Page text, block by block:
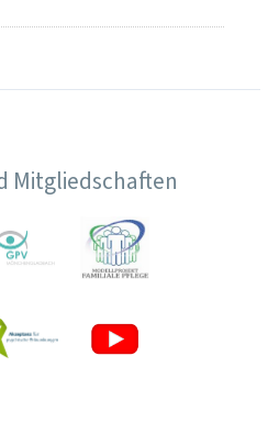
Mitgliedschaften